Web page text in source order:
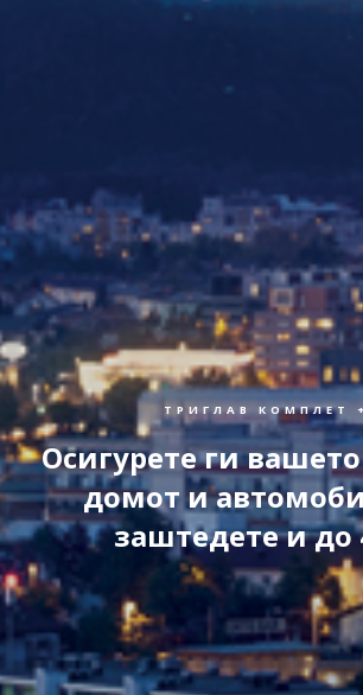
ТРИГЛАВ КОМПЛЕТ +
Осигурете ги вашето
домот и
заштедете и до